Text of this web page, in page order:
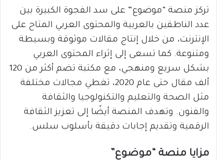
تركز منصة “موضوع” على سد الفجوة الكبيرة بين
عدد الناطقين بالعربية والمحتوى العربي المتاح على
الإنترنت، من خلال إنتاج مقالات موثوقة وبسيطة
ومتنوعة. كما تسعى إلى إثراء المحتوى العربي
بشكل سريع ومنهجي، مع مكتبة تضم أكثر من 120
ألف مقال حتى عام 2020، تغطي مجالات مختلفة
مثل الصحة والتعليم والتكنولوجيا والثقافة
والفنون. وتهدف المنصة أيضًا إلى تعزيز الثقافة
الرقمية وتقديم إجابات دقيقة بأسلوب سلس.
مزايا منصة “موضوع”